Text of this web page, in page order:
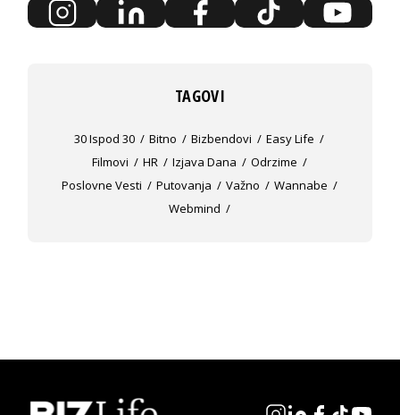
TAGOVI
30 Ispod 30 Bitno Bizbendovi
Easy Life
Filmovi
HR Izjava Dana
Odrzime
Poslovne Vesti
Putovanja Važno
Wannabe
Webmind